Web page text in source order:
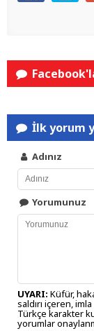
İlk yorum
Adınız
Yorumunuz
UYARI: Küfür,
saldırı içeren,
Türkçe karakter
yorumlar